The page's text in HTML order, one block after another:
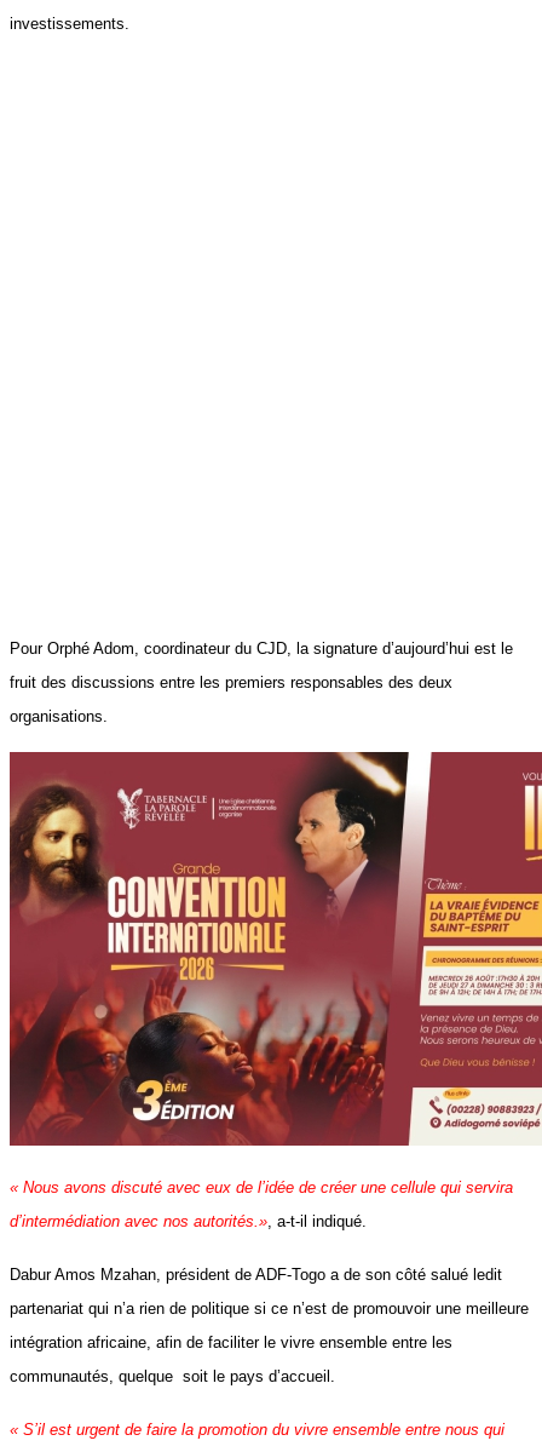
investissements.
Pour Orphé Adom, coordinateur du CJD, la signature d’aujourd’hui est le
fruit des discussions entre les premiers responsables des deux
organisations.
« Nous avons discuté avec eux de l’idée de créer une cellule qui servira
d’intermédiation avec nos autorités.» , a-t-il indiqué.
Dabur Amos Mzahan , président de ADF-Togo a de son côté salué ledit
partenariat qui n’a rien de politique si ce n’est de promouvoir une meilleure
intégration africaine, afin de faciliter le vivre ensemble entre les
communautés, quelque soit le pays d’accueil.
« S’il est urgent de faire la promotion du vivre ensemble entre nous qui